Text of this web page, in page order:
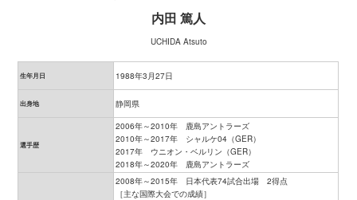
内田 篤人
UCHIDA Atsuto
生年月日 1988年3月27日
出身地 静岡県
選手歴
2006年～2010年 鹿島アントラーズ
2010年～2017年 シャルケ04（GER）
2017年 ウニオン・ベルリン（GER）
2018年～2020年 鹿島アントラーズ
2008年～2015年 日本代表74試合出場 2得点
［主な国際大会での成績］